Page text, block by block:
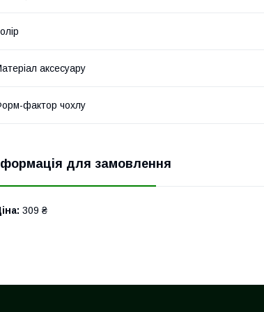
аксесуару
фактор чохлу
для замовлення
309 ₴